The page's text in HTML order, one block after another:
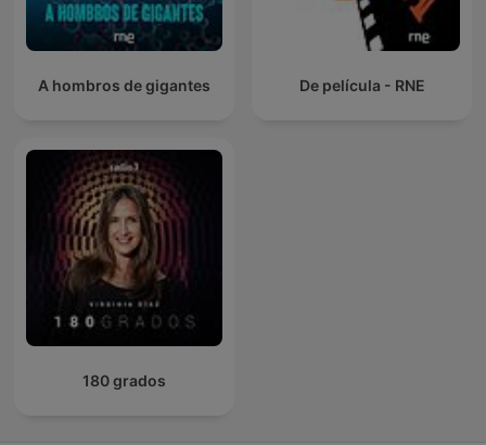
A hombros de gigantes De película - RNE
180 grados